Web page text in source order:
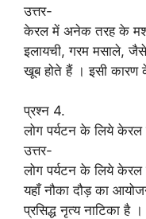
उत्तर-
केरल में अनेक तरह के
इलायची, गरम मसाले, जैसे
खूब होते हैं । इसी कारण
प्रश्न 4.
लोग पर्यटन के लिये
उत्तर-
लोग पर्यटन के लिये केरल
यहाँ नौका दौड़ का
प्रसिद्ध नृत्य नाटिका है